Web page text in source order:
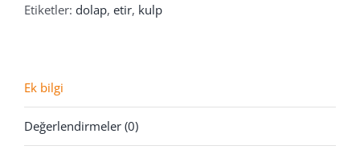
Etiketler: dolap, etir, kulp
Ek bilgi
Değerlendirmeler (0)